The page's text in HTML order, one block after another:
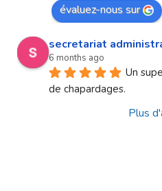
évaluez-nous sur
secretariat
6 months ago
Un
de chapardages.
Plus